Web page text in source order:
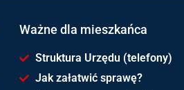
Ważne dla mieszkańca
Struktura Urzędu (telefony)
Jak załatwić sprawę?